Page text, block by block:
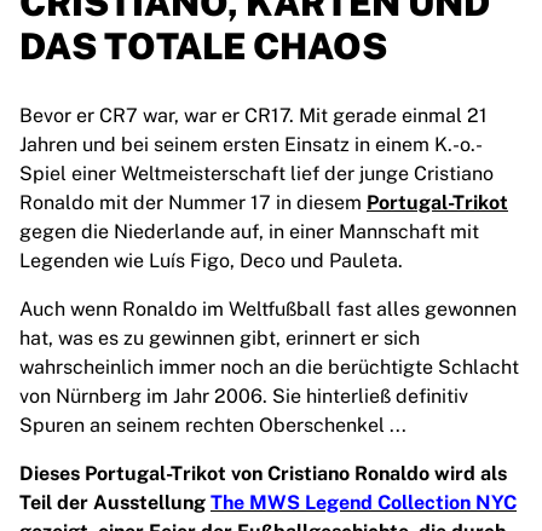
Signierte Trikots
Torschützen
Gerahmte Trikots
Fußball
Highlights
Weltmeisterschaftsauktionen
Legend-Kollektion
MLS
Top-Teams
England
Norwegen
Vereinigte Staaten
Paris Saint-
FC Bayern München
View all Teams
Top Leagues
DAS TOTALE CHAOS
Bevor er CR7 war, war er CR17. Mit gerade einmal 21
Jahren und bei seinem ersten Einsatz in einem K.-o.-
Spiel einer Weltmeisterschaft lief der junge Cristiano
Ronaldo mit der Nummer 17 in diesem Portugal-Trikot
gegen die Niederlande auf, in einer Mannschaft mit
Legenden wie Luís Figo, Deco und Pauleta.
Auch wenn Ronaldo im Weltfußball fast alles gewonnen
hat, was es zu gewinnen gibt, erinnert er sich
wahrscheinlich immer noch an die berüchtigte Schlacht
von Nürnberg im Jahr 2006. Sie hinterließ definitiv
Spuren an seinem rechten Oberschenkel ...
Dieses Portugal-Trikot von Cristiano Ronaldo wird als
Teil der Ausstellung The MWS Legend Collection NYC